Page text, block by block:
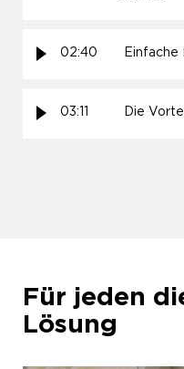
02:40 Einfache
03:11 Die
Für jeden
Lösung